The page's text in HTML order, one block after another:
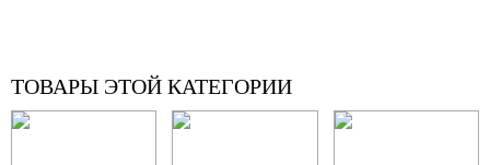
ТОВАРЫ ЭТОЙ КАТЕГОРИИ